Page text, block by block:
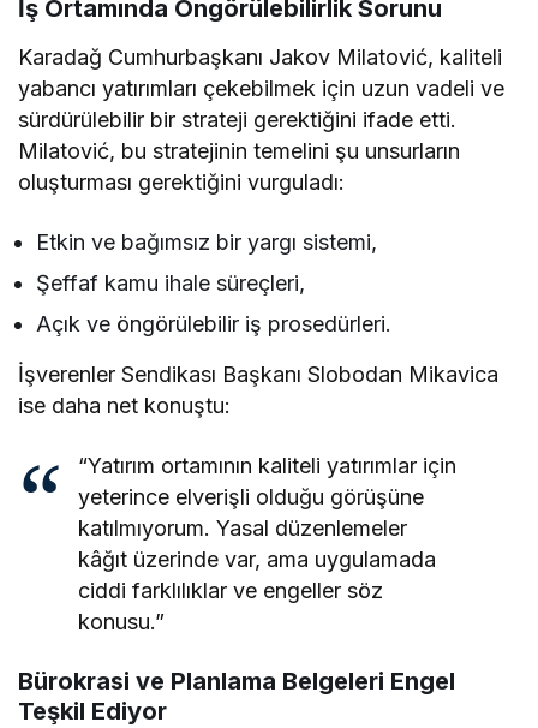
İş Ortamında Öngörülebilirlik Sorunu
Karadağ Cumhurbaşkanı Jakov Milatović, kaliteli
yabancı yatırımları çekebilmek için uzun vadeli ve
sürdürülebilir bir strateji gerektiğini ifade etti.
Milatović, bu stratejinin temelini şu unsurların
oluşturması gerektiğini vurguladı:
Etkin ve bağımsız bir yargı sistemi,
Şeffaf kamu ihale süreçleri,
Açık ve öngörülebilir iş prosedürleri.
İşverenler Sendikası Başkanı Slobodan Mikavica
ise daha net konuştu:
“Yatırım ortamının kaliteli yatırımlar için
yeterince elverişli olduğu görüşüne
katılmıyorum. Yasal düzenlemeler
kâğıt üzerinde var, ama uygulamada
ciddi farklılıklar ve engeller söz
konusu.”
Bürokrasi ve Planlama Belgeleri Engel
Teşkil Ediyor